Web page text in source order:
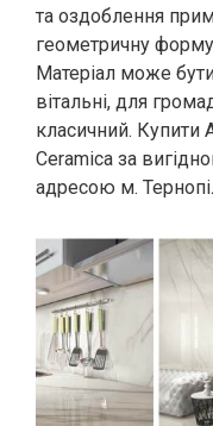
та оздоблення
геометричну
Матеріал може
вітальні, для
класичний. Купити
Ceramica за
адресою м.